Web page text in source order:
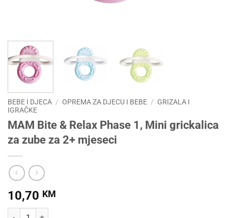
BEBE I DJECA / OPREMA ZA DJECU I BEBE / GRIZALA I
IGRAČKE
MAM Bite & Relax Phase 1, Mini grickalica
za zube za 2+ mjeseci
10,70 KM
MAM Bite & Relax Phase 1, Mini grickalica za zube za 2+ mjeseci